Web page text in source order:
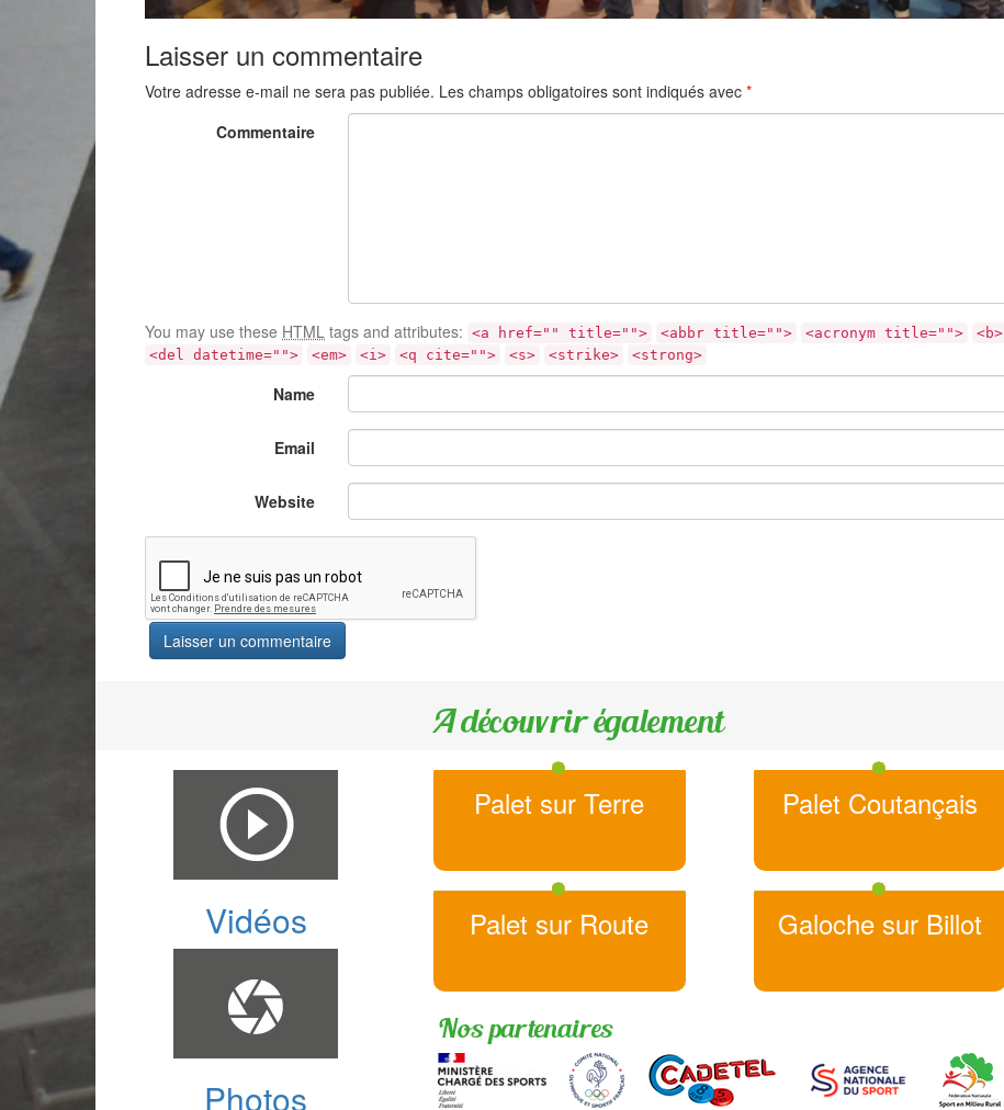
Laisser un commentaire
Votre adresse e-mail ne sera pas publiée. Les champs obligatoires sont indiqués avec *
Commentaire
You may use these HTML tags and attributes: <a href="" title=""> <abbr title=""> <acronym title=""> <b>
<del datetime="">
<em> <i> <q cite=""> <s> <strike> <strong>
Name
Email
Website
A découvrir également
Vidéos
Photos
Palet sur Terre
Palet sur Route
Palet Coutançais
Galoche sur Billot
Nos partenaires